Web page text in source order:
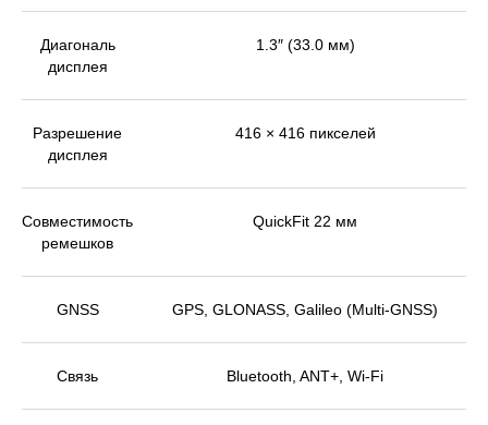
Диагональ
дисплея
1.3″ (33.0 мм)
Разрешение
дисплея
416 × 416 пикселей
Совместимость
ремешков
QuickFit 22 мм
GNSS GPS, GLONASS, Galileo (Multi-GNSS)
Связь Bluetooth, ANT+, Wi-Fi